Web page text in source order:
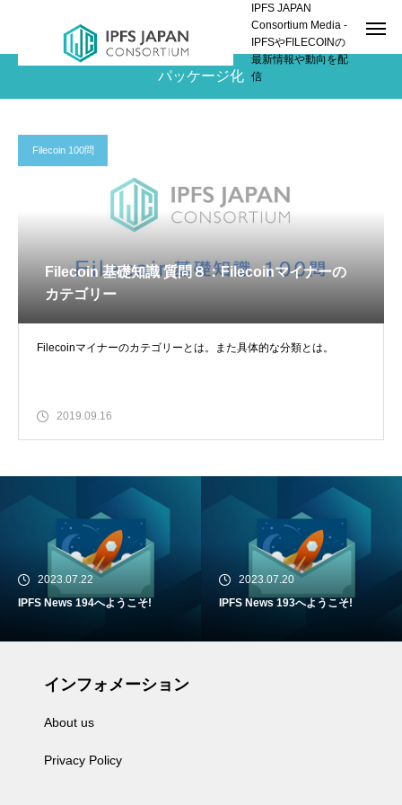
IPFS JAPAN
Consortium Media -
IPFSやFILECOINの
最新情報や動向を配
信
パッケージ化
Filecoin 100問
Filecoin 基礎知識 質問８：Filecoinマイナーの
カテゴリー
Filecoinマイナーのカテゴリーとは。また具体的な分類とは。
2019.09.16
2023.07.22
IPFS News 194へようこそ!
2023.07.20
IPFS News 193へようこそ!
インフォメーション
About us
Privacy Policy